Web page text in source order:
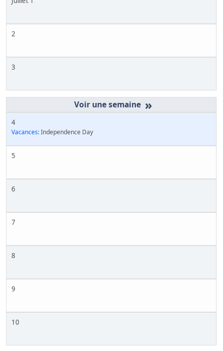
2
3
»
4
Vacances:Independence Day
5
6
7
8
9
10